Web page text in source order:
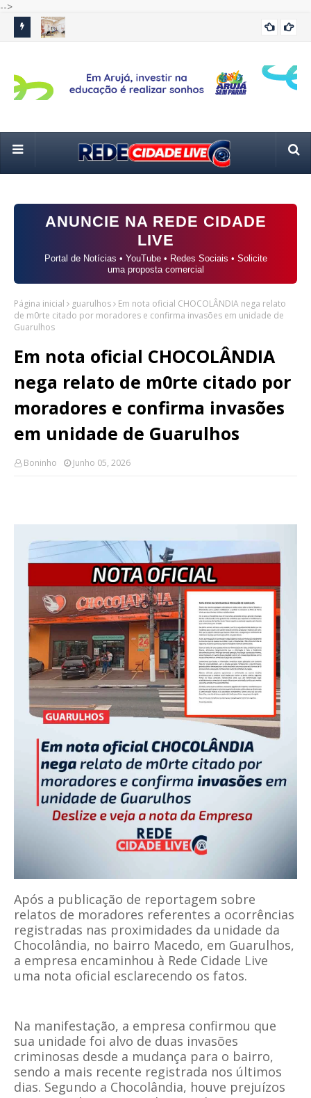
-->
ANUNCIE NA REDE CIDADE
LIVE
Portal de Notícias • YouTube • Redes Sociais • Solicite
uma proposta comercial
Página inicial guarulhos
Em nota oficial CHOCOLÂNDIA nega relato
de m0rte citado por moradores e confirma invasões em unidade de
Guarulhos
Em nota oficial CHOCOLÂNDIA
nega relato de m0rte citado por
moradores e confirma invasões
em unidade de Guarulhos
Boninho Junho 05, 2026
Após a publicação de reportagem sobre
relatos de moradores referentes a ocorrências
registradas nas proximidades da unidade da
Chocolândia, no bairro Macedo, em Guarulhos,
a empresa encaminhou à Rede Cidade Live
uma nota oficial esclarecendo os fatos.
Na manifestação, a empresa confirmou que
sua unidade foi alvo de duas invasões
criminosas desde a mudança para o bairro,
sendo a mais recente registrada nos últimos
dias. Segundo a Chocolândia, houve prejuízos